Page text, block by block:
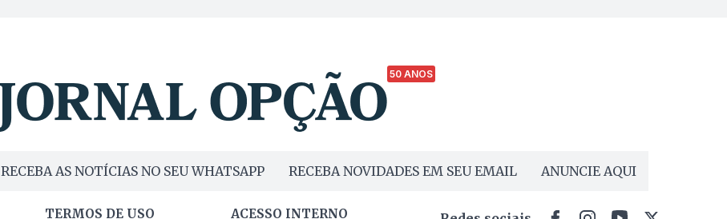
50 ANOS
RECEBA AS NOTÍCIAS NO SEU WHATSAPP RECEBA NOVIDADES EM SEU EMAIL ANUNCIE AQUI
TERMOS DE USO ACESSO INTERNO